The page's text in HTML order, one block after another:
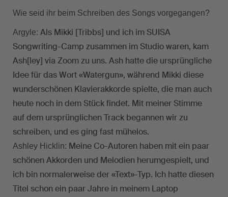
Wie seid ihr beim Schreiben des Songs vorgegangen?
Argyle: Als Mikki [Tribbs] und ich im SUISA
Songwriting-Camp zusammen im Studio waren, kam
Ash[ley] via Zoom zu uns. Ash hatte die ursprüngliche
Idee für das Wort «Watergun», während Mikki diese
wunderschönen Klavierakkorde spielte, die man auch
heute noch in dem Stück findet. Mit meiner Stimme
auf dem ursprünglichen Track begannen wir zu
schreiben, und es ging fast mühelos.
Ashley Hicklin: Meine Co-Autoren haben mit ein paar
schönen Akkorden und Melodien herumgespielt, und
ich bin normalerweise der «Text»-Typ. Ich hatte diesen
Titel schon ein paar Jahre in meinem Laptop